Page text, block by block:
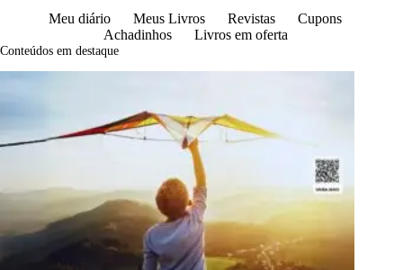
Meu diário Meus Livros Revistas
Cupons
Achadinhos
Livros em oferta
Conteúdos em destaque